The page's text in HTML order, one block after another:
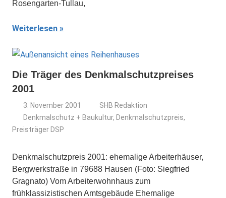
Rosengarten-Tullau,
Weiterlesen
Die Träger des Denkmalschutzpreises
2001
3. November 2001
SHB Redaktion
Denkmalschutz + Baukultur, Denkmalschutzpreis,
Preisträger DSP
Denkmalschutzpreis 2001: ehemalige Arbeiterhäuser,
Bergwerkstraße in 79688 Hausen (Foto: Siegfried
Gragnato) Vom Arbeiterwohnhaus zum
frühklassizistischen Amtsgebäude Ehemalige